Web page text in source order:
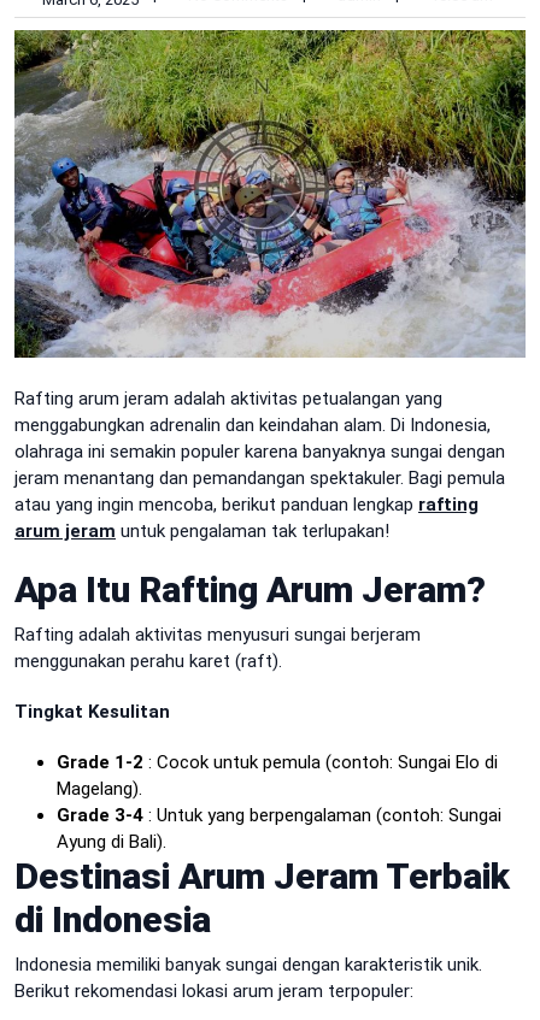
Rafting arum jeram adalah aktivitas petualangan yang
menggabungkan adrenalin dan keindahan alam. Di Indonesia,
olahraga ini semakin populer karena banyaknya sungai dengan
jeram menantang dan pemandangan spektakuler. Bagi pemula
atau yang ingin mencoba, berikut panduan lengkap rafting
arum jeram untuk pengalaman tak terlupakan!
Apa Itu Rafting Arum Jeram?
Rafting adalah aktivitas menyusuri sungai berjeram
menggunakan perahu karet (raft).
Tingkat Kesulitan
Grade 1-2 : Cocok untuk pemula (contoh: Sungai Elo di
Magelang).
Grade 3-4 : Untuk yang berpengalaman (contoh: Sungai
Ayung di Bali).
Destinasi Arum Jeram Terbaik
di Indonesia
Indonesia memiliki banyak sungai dengan karakteristik unik.
Berikut rekomendasi lokasi arum jeram terpopuler: